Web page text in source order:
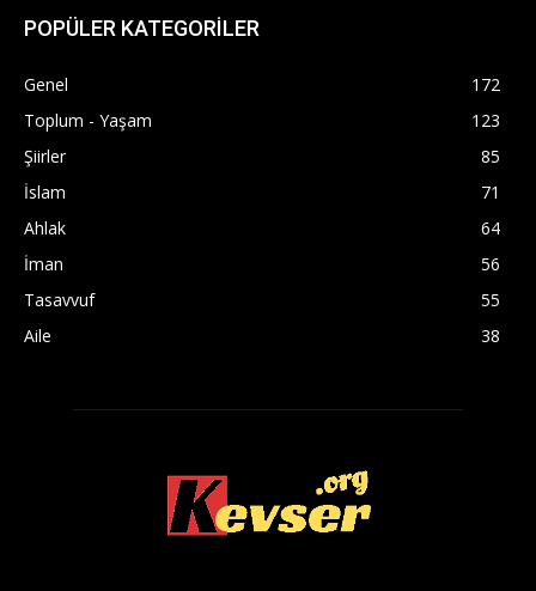
POPÜLER KATEGORİLER
Genel
172
Toplum - Yaşam
123
Şiirler
85
İslam
71
Ahlak
64
İman
56
Tasavvuf
55
Aile
38